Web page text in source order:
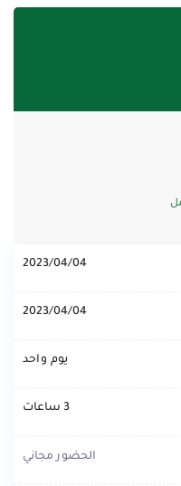
2023/04/04
2023/04/04
يوم واحد
3 ساعات
الحضور مجاني